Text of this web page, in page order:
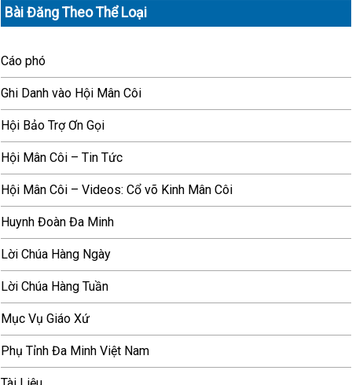
Bài Đăng Theo Thể Loại
Cáo phó
Ghi Danh vào Hội Mân Côi
Hội Bảo Trợ Ơn Gọi
Hội Mân Côi – Tin Tức
Hội Mân Côi – Videos: Cổ võ Kinh Mân Côi
Huynh Đoàn Đa Minh
Lời Chúa Hàng Ngày
Lời Chúa Hàng Tuần
Mục Vụ Giáo Xứ
Phụ Tỉnh Đa Minh Việt Nam